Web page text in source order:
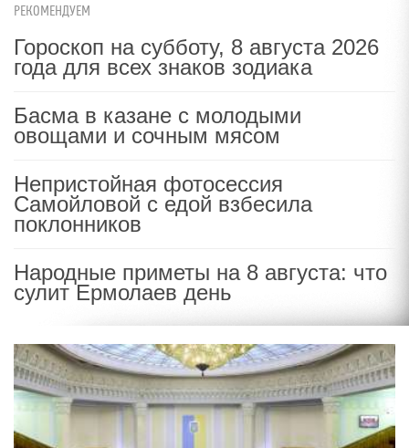
РЕКОМЕНДУЕМ
Гороскоп на субботу, 8 августа 2026
года для всех знаков зодиака
Басма в казане с молодыми
овощами и сочным мясом
Непристойная фотосессия
Самойловой с едой взбесила
поклонников
Народные приметы на 8 августа: что
сулит Ермолаев день